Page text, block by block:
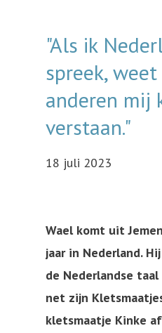
"Als ik
spreek,
anderen mij
verstaan."
18 juli 2023
Wael komt uit
jaar in Nederland.
de Nederlandse
net zijn
kletsmaatje Kinke